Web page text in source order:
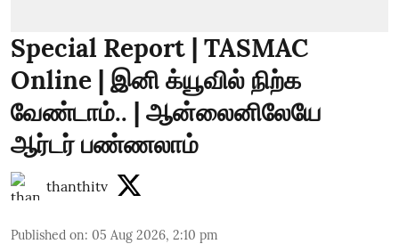
Special Report | TASMAC
Online | இனி க்யூவில் நிற்க
வேண்டாம்.. | ஆன்லைனிலேயே
ஆர்டர் பண்ணலாம்
thanthitv
Published on: 05 Aug 2026, 2:10 pm